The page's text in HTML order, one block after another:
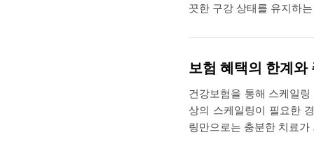
끗한 구강 상태를 유지하
보험 혜택의 한계와
건강보험을 통해 스케일
상의 스케일링이 필요한
링만으로는 충분한 치료